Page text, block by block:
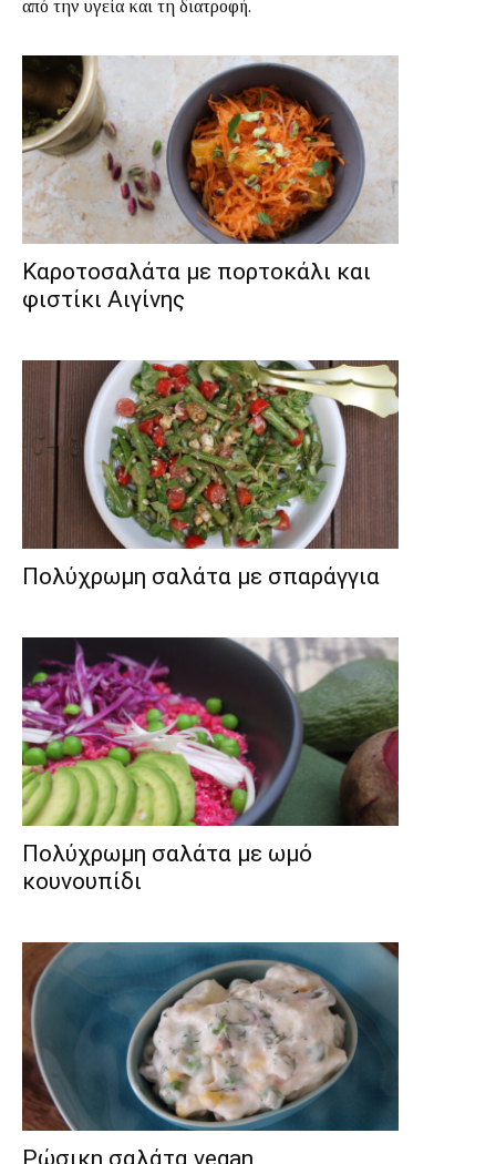
από την υγεία και τη διατροφή.
Καροτοσαλάτα με πορτοκάλι και
φιστίκι Αιγίνης
Πολύχρωμη σαλάτα με σπαράγγια
Πολύχρωμη σαλάτα με ωμό
κουνουπίδι
Ρώσικη σαλάτα vegan